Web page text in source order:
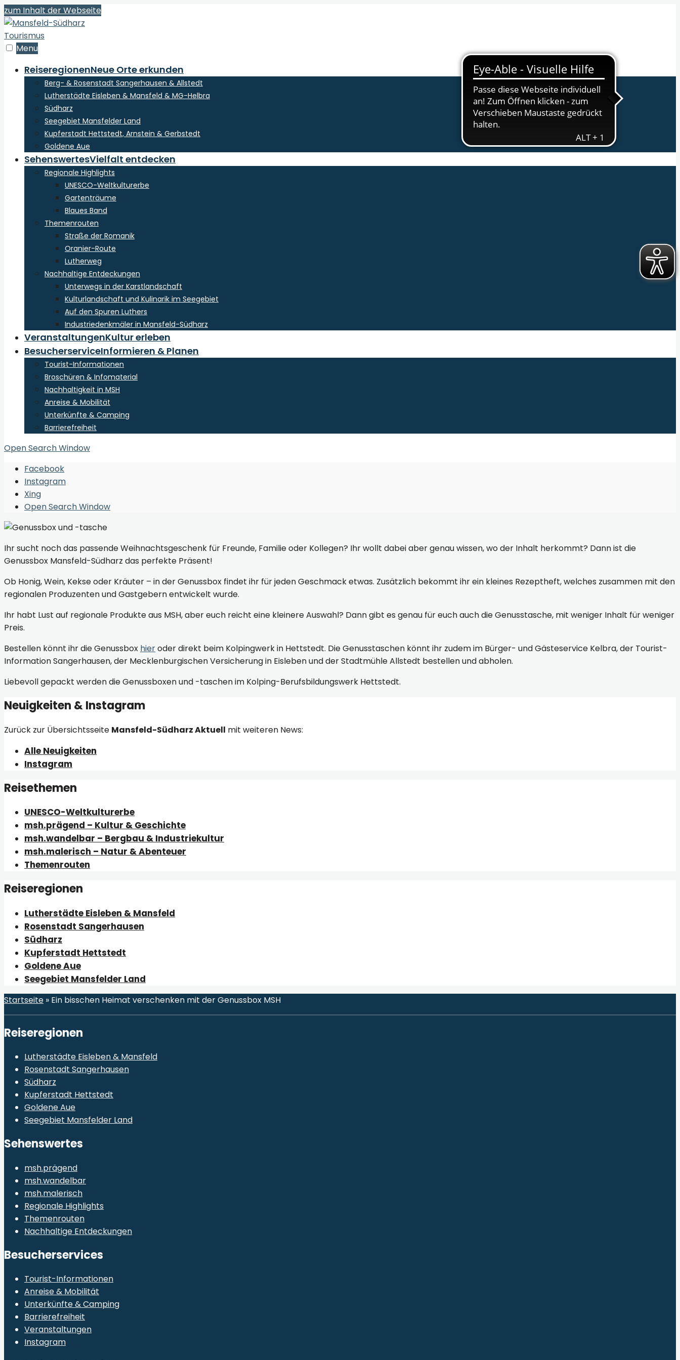
zum Inhalt der Webseite
Menu
ReiseregionenNeue Orte erkunden
Berg- & Rosenstadt Sangerhausen & Allstedt
Lutherstädte Eisleben & Mansfeld & MG-Helbra
Südharz
Seegebiet Mansfelder Land
Kupferstadt Hettstedt, Arnstein & Gerbstedt
Goldene Aue
SehenswertesVielfalt entdecken
Regionale Highlights
UNESCO-Weltkulturerbe
Gartenträume
Blaues Band
Themenrouten
Straße der Romanik
Oranier-Route
Lutherweg
Nachhaltige Entdeckungen
Unterwegs in der Karstlandschaft
Kulturlandschaft und Kulinarik im Seegebiet
Auf den Spuren Luthers
Industriedenkmäler in Mansfeld-Südharz
VeranstaltungenKultur erleben
BesucherserviceInformieren & Planen
Tourist-Informationen
Broschüren & Infomaterial
Nachhaltigkeit in MSH
Anreise & Mobilität
Unterkünfte & Camping
Barrierefreiheit
Open Search Window
Facebook
Instagram
Xing
Open Search Window
Ihr sucht noch das passende Weihnachtsgeschenk für Freunde, Familie oder Kollegen? Ihr wollt dabei aber genau wissen, wo der Inhalt herkommt? Dann ist die
Genussbox Mansfeld-Südharz das perfekte Präsent!
Ob Honig, Wein, Kekse oder Kräuter – in der Genussbox findet ihr für jeden Geschmack etwas. Zusätzlich bekommt ihr ein kleines Rezeptheft, welches zusammen mit den
regionalen Produzenten und Gastgebern entwickelt wurde.
Ihr habt Lust auf regionale Produkte aus MSH, aber euch reicht eine kleinere Auswahl? Dann gibt es genau für euch auch die Genusstasche, mit weniger Inhalt für weniger
Preis.
Bestellen könnt ihr die Genussbox hieroder direkt beim Kolpingwerk in Hettstedt. Die Genusstaschen könnt ihr zudem im Bürger- und Gästeservice Kelbra, der Tourist-
Information Sangerhausen, der Mecklenburgischen Versicherung in Eisleben und der Stadtmühle Allstedt bestellen und abholen.
Liebevoll gepackt werden die Genussboxen und -taschen im Kolping-Berufsbildungswerk Hettstedt.
Neuigkeiten & Instagram
Zurück zur Übersichtsseite Mansfeld-Südharz Aktuell mit weiteren News:
Alle Neuigkeiten
Instagram
Reisethemen
UNESCO-Weltkulturerbe
msh.prägend – Kultur & Geschichte
msh.wandelbar – Bergbau & Industriekultur
msh.malerisch – Natur & Abenteuer
Themenrouten
Reiseregionen
Lutherstädte Eisleben & Mansfeld
Rosenstadt Sangerhausen
Südharz
Kupferstadt Hettstedt
Goldene Aue
Seegebiet Mansfelder Land
Startseite » Ein bisschen Heimat verschenken mit der Genussbox MSH
Reiseregionen
Lutherstädte Eisleben & Mansfeld
Rosenstadt Sangerhausen
Südharz
Kupferstadt Hettstedt
Goldene Aue
Seegebiet Mansfelder Land
Sehenswertes
msh.prägend
msh.wandelbar
msh.malerisch
Regionale Highlights
Themenrouten
Nachhaltige Entdeckungen
Besucherservices
Tourist-Informationen
Anreise & Mobilität
Unterkünfte & Camping
Barrierefreiheit
Veranstaltungen
Instagram